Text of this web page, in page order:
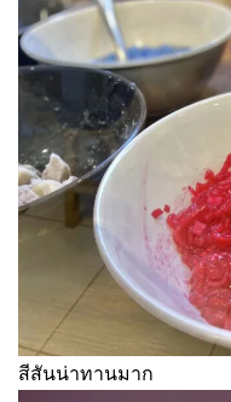
สีสันน่าทานมาก